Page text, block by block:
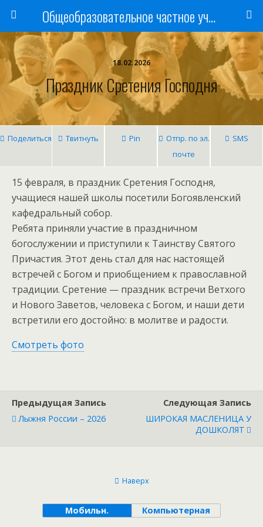
Общеобразовательное частное учреждение «Ишимская православная гимназия имени святого мученика Василия Мангазейского»
18.02.2026
Праздник Сретения Господня
Поделиться Твитнуть Pin
Отпр. по эл.
почте
SMS
15 февраля, в праздник Сретения Господня,
учащиеся нашей школы посетили Богоявленский
кафедральный собор.
Ребята приняли участие в праздничном
богослужении и приступили к Таинству Святого
Причастия. Этот день стал для нас настоящей
встречей с Богом и приобщением к православной
традиции. Сретение — праздник встречи Ветхого
и Нового Заветов, человека с Богом, и наши дети
встретили его достойно: в молитве и радости.
Смотреть фото
Предыдущая Запись
Лыжня России – 2026
Следующая Запись
ШИРОКАЯ МАСЛЕНИЦА У
ДОШКОЛЯТ
Наверх
Мобильн. Компьютерная